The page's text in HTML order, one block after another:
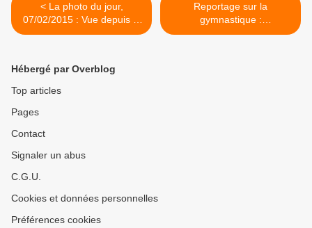
< La photo du jour,
07/02/2015 : Vue depuis le
chateau des ducs à Nantes
Reportage sur la
gymnastique :
"Gymnastes", Année 2014,
Hébergé par Overblog
Top articles
Pages
Contact
Signaler un abus
C.G.U.
Cookies et données personnelles
Préférences cookies